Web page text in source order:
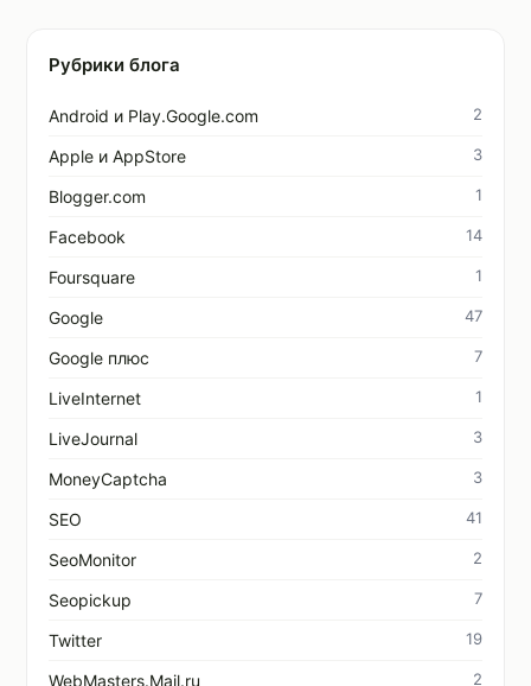
Рубрики блога
Android и Play.Google.com 2
Apple и AppStore 3
Blogger.com 1
Facebook 14
Foursquare 1
Google 47
Google плюс 7
LiveInternet 1
LiveJournal 3
MoneyCaptcha 3
SEO 41
SeoMonitor 2
Seopickup 7
Twitter 19
WebMasters.Mail.ru 2